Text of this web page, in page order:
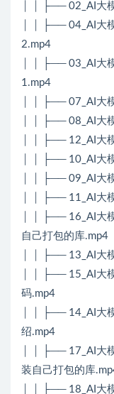
│ │ ├── 02_AI大
│ │ ├── 04_AI大
2.mp4
│ │ ├── 03_AI大
1.mp4
│ │ ├── 07_AI大
│ │ ├── 08_AI大
│ │ ├── 12_AI大
│ │ ├── 10_AI大
│ │ ├── 09_AI大
│ │ ├── 11_AI大
│ │ ├── 16_AI大
自己打包的库.mp4
│ │ ├── 13_AI大
│ │ ├── 15_AI大
码.mp4
│ │ ├── 14_AI大
绍.mp4
│ │ ├── 17_AI大
装自己打包的库
│ │ ├── 18_AI大